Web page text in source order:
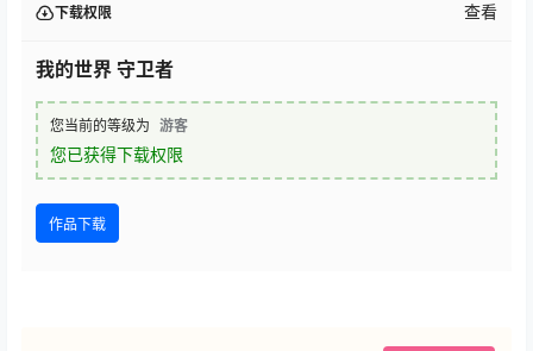
下载权限 查看
我的世界 守卫者
您当前的等级为 游客
您已获得下载权限
作品下载